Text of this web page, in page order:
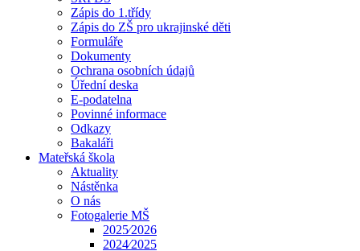
Zápis do 1.třídy
Zápis do ZŠ pro ukrajinské děti
Formuláře
Dokumenty
Ochrana osobních údajů
Úřední deska
E-podatelna
Povinné informace
Odkazy
Bakaláři
Mateřská škola
Aktuality
Nástěnka
O nás
Fotogalerie MŠ
2025⁄2026
2024⁄2025